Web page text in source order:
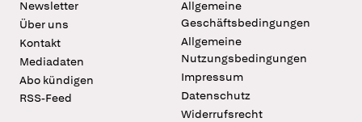
Newsletter
Über uns
Kontakt
Mediadaten
Abo kündigen
RSS-Feed
Allgemeine
Geschäftsbedingungen
Allgemeine
Nutzungsbedingungen
Impressum
Datenschutz
Widerrufsrecht